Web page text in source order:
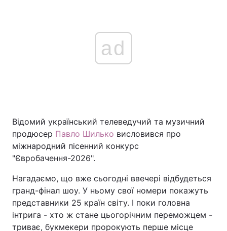
ad
Відомий український телеведучий та музичний
продюсер Павло Шилько висловився про
міжнародний пісенний конкурс
"Євробачення-2026".
Нагадаємо, що вже сьогодні ввечері відбудеться
гранд-фінал шоу. У ньому свої номери покажуть
представники 25 країн світу. І поки головна
інтрига - хто ж стане цьогорічним переможцем -
триває, букмекери пророкують перше місце